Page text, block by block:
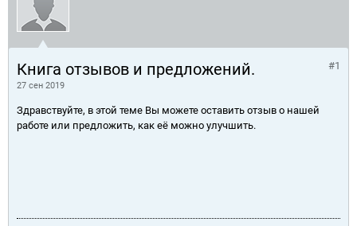
Книга отзывов и предложений.
27 сен 2019
#1
Здравствуйте, в этой теме Вы можете оставить отзыв о нашей
работе или предложить, как её можно улучшить.